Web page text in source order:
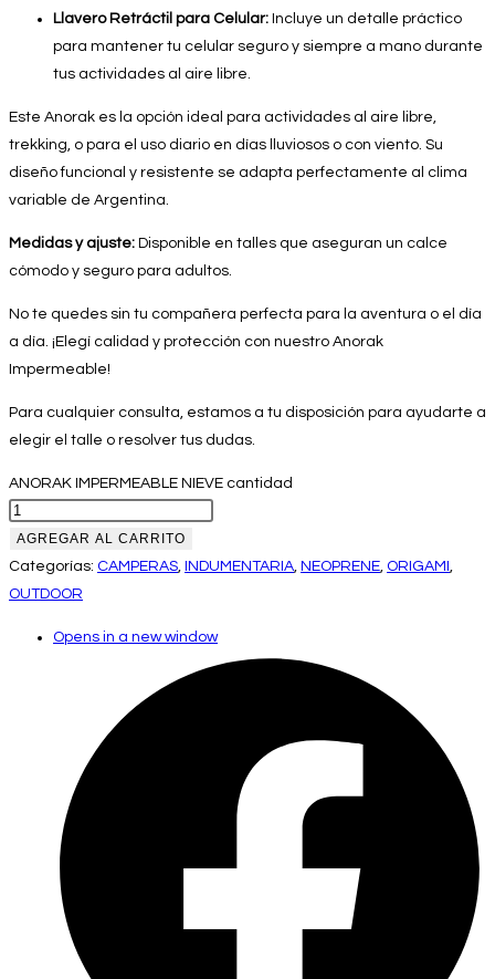
Llavero Retráctil para Celular: Incluye un detalle práctico
para mantener tu celular seguro y siempre a mano durante
tus actividades al aire libre.
Este Anorak es la opción ideal para actividades al aire libre,
trekking, o para el uso diario en días lluviosos o con viento. Su
diseño funcional y resistente se adapta perfectamente al clima
variable de Argentina.
Medidas y ajuste: Disponible en talles que aseguran un calce
cómodo y seguro para adultos.
No te quedes sin tu compañera perfecta para la aventura o el día
a día. ¡Elegí calidad y protección con nuestro Anorak
Impermeable!
Para cualquier consulta, estamos a tu disposición para ayudarte a
elegir el talle o resolver tus dudas.
ANORAK IMPERMEABLE NIEVE cantidad
AGREGAR AL CARRITO
Categorías: CAMPERAS, INDUMENTARIA, NEOPRENE, ORIGAMI ,
OUTDOOR
Opens in a new window